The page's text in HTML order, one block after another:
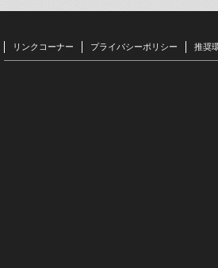
リンクコーナー プライバシーポリシー 推奨